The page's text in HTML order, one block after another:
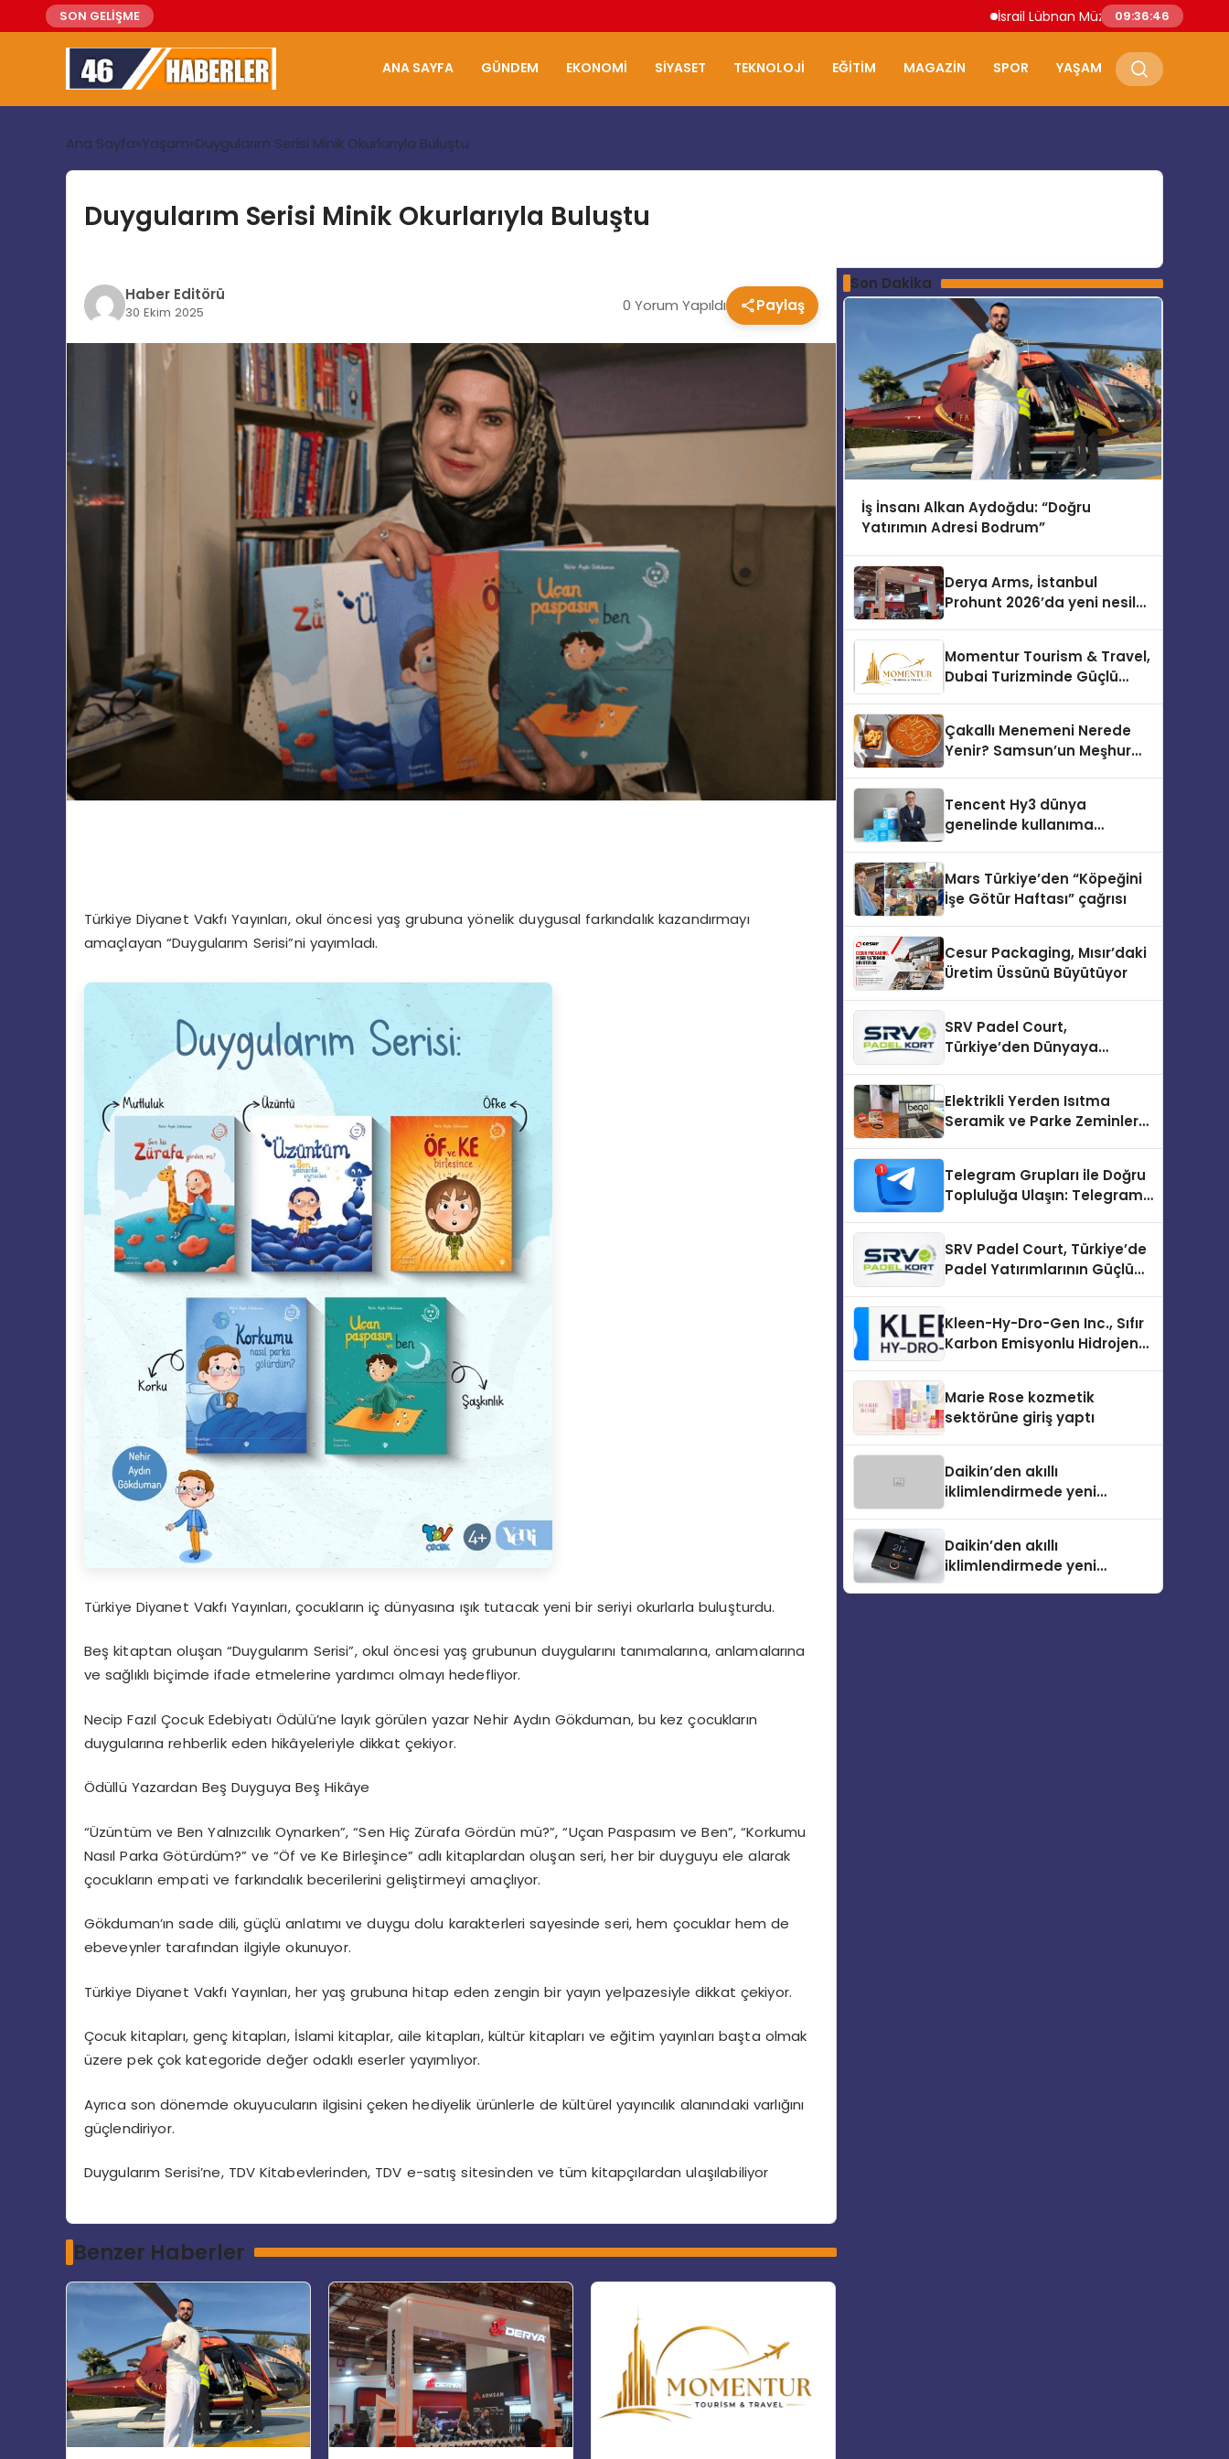
SON GELİŞME İsrail Lübnan Müzakereleri Roma’da Devam
09:36:47
ANA SAYFA GÜNDEM EKONOMI SIYASET TEKNOLOJI EĞITIM MAGAZIN SPOR YAŞAM
Ana Sayfa Yaşam Duygularım Serisi Minik Okurlarıyla Buluştu
Duygularım Serisi Minik Okurlarıyla Buluştu
Haber Editörü
30 Ekim 2025 0 Yorum Yapıldı Paylaş
Türkiye Diyanet Vakfı Yayınları, okul öncesi yaş grubuna yönelik duygusal farkındalık kazandırmayı
amaçlayan “Duygularım Serisi”ni yayımladı.
Türkiye Diyanet Vakfı Yayınları, çocukların iç dünyasına ışık tutacak yeni bir seriyi okurlarla buluşturdu.
Beş kitaptan oluşan “Duygularım Serisi”, okul öncesi yaş grubunun duygularını tanımalarına, anlamalarına
ve sağlıklı biçimde ifade etmelerine yardımcı olmayı hedefliyor.
Necip Fazıl Çocuk Edebiyatı Ödülü’ne layık görülen yazar Nehir Aydın Gökduman, bu kez çocukların
duygularına rehberlik eden hikâyeleriyle dikkat çekiyor.
Ödüllü Yazardan Beş Duyguya Beş Hikâye
“Üzüntüm ve Ben Yalnızcılık Oynarken”, “Sen Hiç Zürafa Gördün mü?”, “Uçan Paspasım ve Ben”, “Korkumu
Nasıl Parka Götürdüm?” ve “Öf ve Ke Birleşince” adlı kitaplardan oluşan seri, her bir duyguyu ele alarak
çocukların empati ve farkındalık becerilerini geliştirmeyi amaçlıyor.
Gökduman’ın sade dili, güçlü anlatımı ve duygu dolu karakterleri sayesinde seri, hem çocuklar hem de
ebeveynler tarafından ilgiyle okunuyor.
Türkiye Diyanet Vakfı Yayınları, her yaş grubuna hitap eden zengin bir yayın yelpazesiyle dikkat çekiyor.
Çocuk kitapları, genç kitapları, İslami kitaplar, aile kitapları, kültür kitapları ve eğitim yayınları başta olmak
üzere pek çok kategoride değer odaklı eserler yayımlıyor.
Ayrıca son dönemde okuyucuların ilgisini çeken hediyelik ürünlerle de kültürel yayıncılık alanındaki varlığını
güçlendiriyor.
Duygularım Serisi’ne, TDV Kitabevlerinden, TDV e-satış sitesinden ve tüm kitapçılardan ulaşılabiliyor
Benzer Haberler
Son Dakika
İş İnsanı Alkan Aydoğdu: “Doğru
Yatırımın Adresi Bodrum”
Derya Arms, İstanbul
Prohunt 2026’da yeni nesil
Momentur Tourism & Travel,
Dubai Turizminde Güçlü
Çakallı Menemeni Nerede
Yenir? Samsun’un Meşhur
Tencent Hy3 dünya
genelinde kullanıma
Mars Türkiye’den “Köpeğini
İşe Götür Haftası” çağrısı
Cesur Packaging, Mısır’daki
Üretim Üssünü Büyütüyor
SRV Padel Court,
Türkiye’den Dünyaya
Elektrikli Yerden Isıtma
Seramik ve Parke Zeminler
Telegram Grupları ile Doğru
Topluluğa Ulaşın: Telegram
SRV Padel Court, Türkiye’de
Padel Yatırımlarının Güçlü
Kleen-Hy-Dro-Gen Inc., Sıfır
Karbon Emisyonlu Hidrojen
Aldı
Marie Rose kozmetik
sektörüne giriş yaptı
Daikin’den akıllı
iklimlendirmede yeni
Daikin’den akıllı
iklimlendirmede yeni